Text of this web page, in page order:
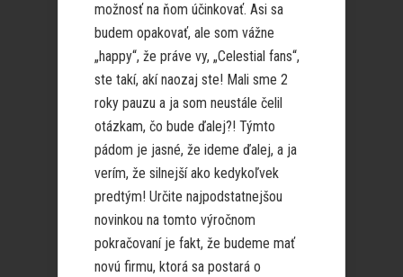
možnosť na ňom účinkovať. Asi sa
budem opakovať, ale som vážne
„happy“, že práve vy, „Celestial fans“,
ste takí, akí naozaj ste! Mali sme 2
roky pauzu a ja som neustále čelil
otázkam, čo bude ďalej?! Týmto
pádom je jasné, že ideme ďalej, a ja
verím, že silnejší ako kedykoľvek
predtým! Určite najpodstatnejšou
novinkou na tomto výročnom
pokračovaní je fakt, že budeme mať
novú firmu, ktorá sa postará o